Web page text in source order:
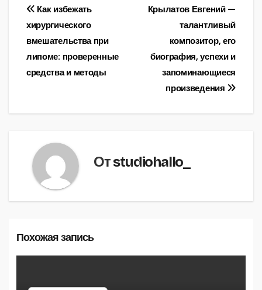
Навигация
по
записям
Крылатов Евгений —
талантливый
композитор, его
биография, успехи и
запоминающиеся
произведения
Как избежать
хирургического
вмешательства при
липоме: проверенные
средства и методы
Отstudiohallo_
Похожая запись